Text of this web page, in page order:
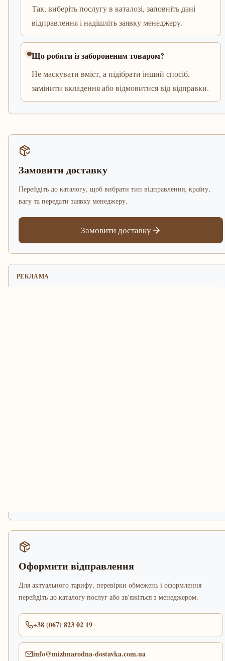
Так, виберіть послугу в каталозі, заповніть дані
відправлення і надішліть заявку менеджеру.
Що робити із забороненим товаром?
Не маскувати вміст, а підібрати інший спосіб,
замінити вкладення або відмовитися від відправки.
Замовити доставку
Перейдіть до каталогу, щоб вибрати тип відправлення, країну,
вагу та передати заявку менеджеру.
Замовити доставку
РЕКЛАМА
Оформити відправлення
Для актуального тарифу, перевірки обмежень і оформлення
перейдіть до каталогу послуг або зв'яжіться з менеджером.
+38 (067) 823 02 19
info@mizhnarodna-dostavka.com.ua